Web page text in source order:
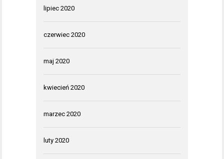
lipiec 2020
czerwiec 2020
maj 2020
kwiecień 2020
marzec 2020
luty 2020